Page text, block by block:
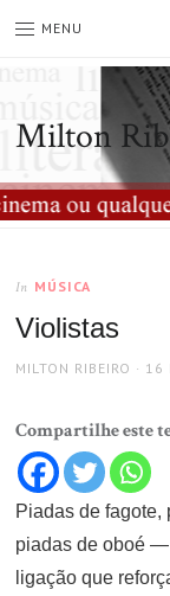
MENU
Milton
In MÚSICA
Violistas
AUTHOR
MILTON RIBEIRO 16
Compartilhe este
Piadas de fagote,
piadas de oboé —
ligação que